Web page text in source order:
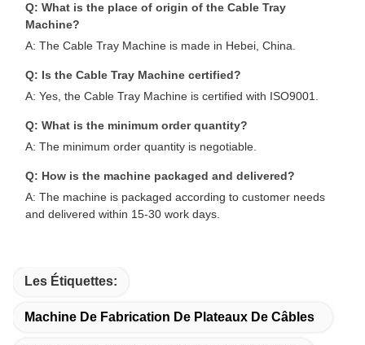
Q: What is the place of origin of the Cable Tray
Machine?
A: The Cable Tray Machine is made in Hebei, China.
Q: Is the Cable Tray Machine certified?
A: Yes, the Cable Tray Machine is certified with ISO9001.
Q: What is the minimum order quantity?
A: The minimum order quantity is negotiable.
Q: How is the machine packaged and delivered?
A: The machine is packaged according to customer needs
and delivered within 15-30 work days.
Les Étiquettes:
Machine De Fabrication De Plateaux De Câbles